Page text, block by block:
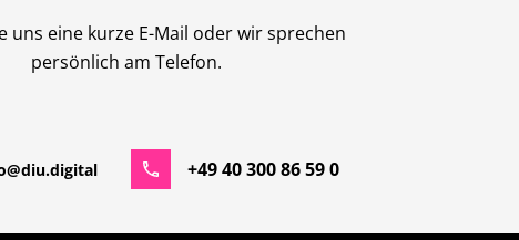
uns eine kurze E-Mail oder wir sprechen
persönlich am Telefon.
+49 40 300 86 59 0